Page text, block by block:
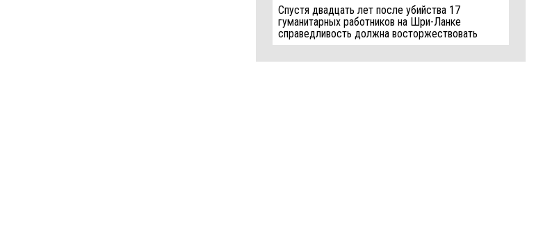
Спустя двадцать лет после убийства 17
гуманитарных работников на Шри-Ланке
справедливость должна восторжествовать